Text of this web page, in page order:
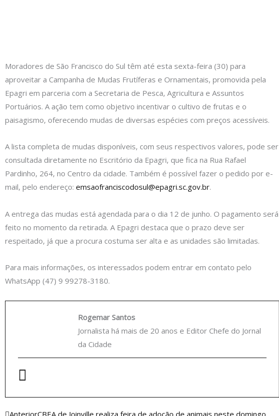
Moradores de São Francisco do Sul têm até esta sexta-feira (30) para
aproveitar a Campanha de Mudas Frutíferas e Ornamentais, promovida pela
Epagri em parceria com a Secretaria de Pesca, Agricultura e Assuntos
Portuários. A ação tem como objetivo incentivar o cultivo de frutas e o
paisagismo, oferecendo mudas de diversas espécies com preços acessíveis.
A lista completa de mudas disponíveis, com seus respectivos valores, pode ser
consultada diretamente no Escritório da Epagri, que fica na Rua Rafael
Pardinho, 264, no Centro da cidade. Também é possível fazer o pedido por e-
mail, pelo endereço: emsaofranciscodosul@epagri.sc.gov.br.
A entrega das mudas está agendada para o dia 12 de junho. O pagamento será
feito no momento da retirada. A Epagri destaca que o prazo deve ser
respeitado, já que a procura costuma ser alta e as unidades são limitadas.
Para mais informações, os interessados podem entrar em contato pelo
WhatsApp (47) 9 99278-3180.
Rogemar Santos
Jornalista há mais de 20 anos e Editor Chefe do Jornal
da Cidade
Anterior
AnteriorCBEA de Joinville realiza feira de adoção de animais neste domingo